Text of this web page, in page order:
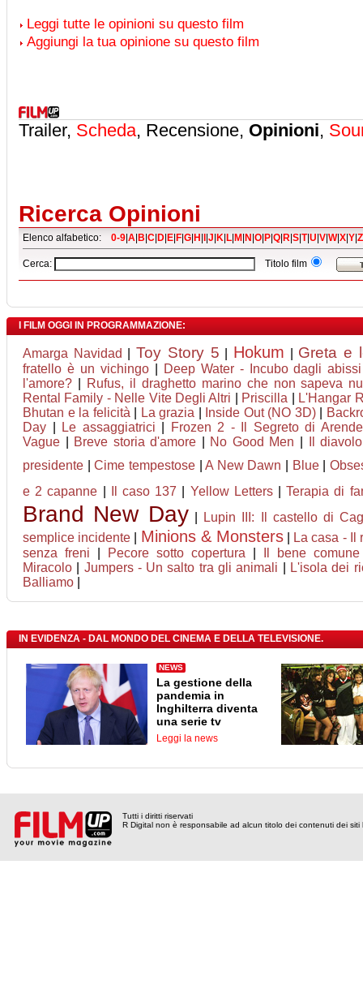
Leggi tutte le opinioni su questo film
Aggiungi la tua opinione su questo film
Trailer, Scheda, Recensione, Opinioni,
Ricerca Opinioni
Elenco alfabetico: 0-9 A B C D E F G H J K L M N O P Q R S T|U V W|X Y Z
Cerca: Titolo film
I FILM OGGI IN PROGRAMMAZIONE:
Amarga Navidad |Toy Story 5 Hokum Greta e
fratello è un vichingo| Deep Water - Incubo dagli abissi
l'amore?
Rufus, il draghetto marino che non sapeva
Rental Family - Nelle Vite Degli Altri
Priscilla
L'Hangar
Bhutan e la felicità
La grazia Inside Out (NO 3D)|
Day
Le assaggiatrici
Frozen 2 - Il Segreto di
Vague
Breve storia d'amore No Good Men
Il
presidente |Cime tempestose|A New Dawn Blue|
e 2 capanne
Il caso 137 Yellow Letters|Terapia di
Brand New Day
Lupin III: Il castello di
semplice incidente
Minions & Monsters|
La casa - Il
senza freni
Pecore sotto copertura Il bene comune
Miracolo
Jumpers - Un salto tra gli animali
L'isola dei
Balliamo
IN EVIDENZA - DAL MONDO DEL CINEMA E DELLA TELEVISIONE.
NEWS
La gestione della
pandemia in
Inghilterra diventa
una serie tv
Leggi la news
Tutti i diritti riservati
R Digital non è responsabile ad alcun titolo dei contenuti dei siti